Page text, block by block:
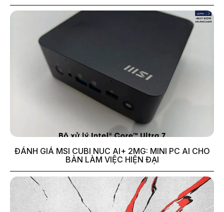
ĐÁNH GIÁ MSI CUBI NUC AI+ 2MG: MINI PC AI CHO
BÀN LÀM VIỆC HIỆN ĐẠI